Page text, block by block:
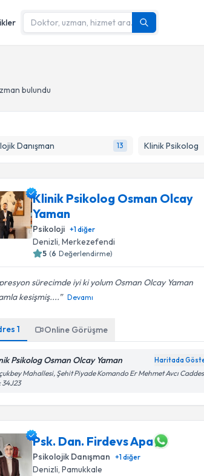
bulundu
Danışman 13 Klinik Psikolog
Klinik Psikolog Osman Olcay
Yaman
Psikoloji +1diğer
Denizli, Merkezefendi
5 (6 Değerlendirme)
sürecimde iyi ki yolum Osman Olcay Yaman
kesişmiş....
Devamı
1 Online Görüşme
Psikolog Osman Olcay Yaman Haritada
Mahallesi, Şehit Piyade Komando Er Mehmet Avcı
34J23
Psk. Dan. Firdevs Apa
Psikolojik Danışman +1diğer
Denizli, Pamukkale